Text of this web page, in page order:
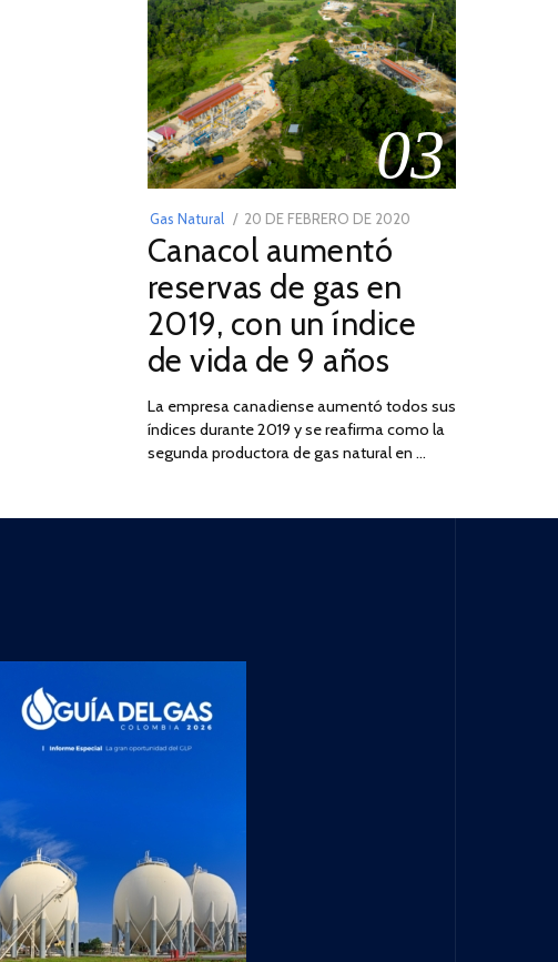
03
Gas Natural
POSTED
ON
20 DE FEBRERO DE 2020
2025
Canacol aumentó
reservas de gas en
2019, con un índice
de vida de 9 años
La empresa canadiense aumentó todos sus
índices durante 2019 y se reafirma como la
segunda productora de gas natural en …